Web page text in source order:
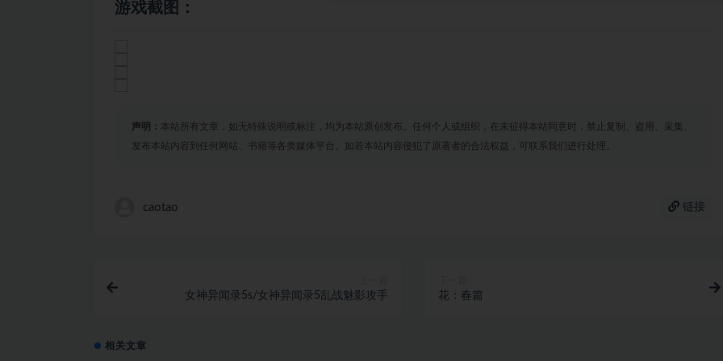
游戏截图：
声明： 本站所有文章，如无特殊说明或标注，均为本站原创发布。任何个人或组织，在未征得本站同意时，禁止复制、盗用、采集、
发布本站内容到任何网站、书籍等各类媒体平台。如若本站内容侵犯了原著者的合法权益，可联系我们进行处理。
caotao 链接
女神异闻录5s/女神异闻录5乱战魅影攻手 花：春篇
相关文章